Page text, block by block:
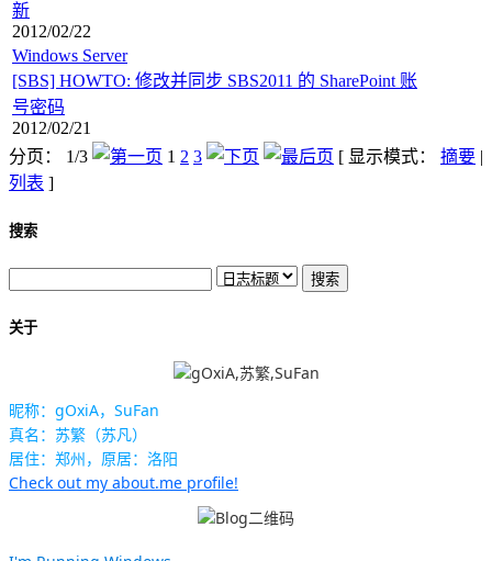
新
2012/02/22
Windows Server
[SBS] HOWTO: 修改并同步 SBS2011 的 SharePoint 账
号密码
2012/02/21
分页： 1/3
1 2 3 [ 显示模式： 摘要 |
列表 ]
搜索
关于
昵称：gOxiA，SuFan
真名：苏繁（苏凡）
居住：郑州，原居：洛阳
Check out my about.me profile!